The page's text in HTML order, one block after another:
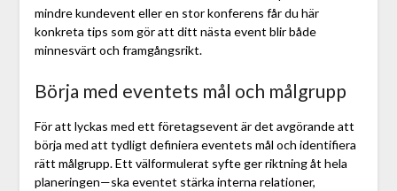
mindre kundevent eller en stor konferens får du här
konkreta tips som gör att ditt nästa event blir både
minnesvärt och framgångsrikt.
Börja med eventets mål och målgrupp
För att lyckas med ett företagsevent är det avgörande att
börja med att tydligt definiera eventets mål och identifiera
rätt målgrupp. Ett välformulerat syfte ger riktning åt hela
planeringen—ska eventet stärka interna relationer,